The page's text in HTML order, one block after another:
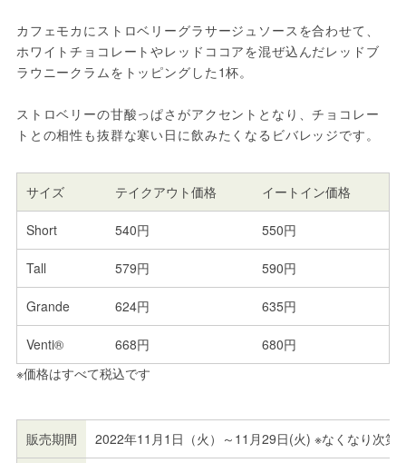
カフェモカにストロベリーグラサージュソースを合わせて、
ホワイトチョコレートやレッドココアを混ぜ込んだレッドブ
ラウニークラムをトッピングした1杯。
ストロベリーの甘酸っぱさがアクセントとなり、チョコレー
トとの相性も抜群な寒い日に飲みたくなるビバレッジです。
サイズ テイクアウト価格 イートイン価格
Short 540円 550円
Tall 579円 590円
Grande 624円 635円
Venti® 668円
680円
※価格はすべて税込です
販売期間 2022年11月1日（火）～11月29日(火) ※なくなり次第